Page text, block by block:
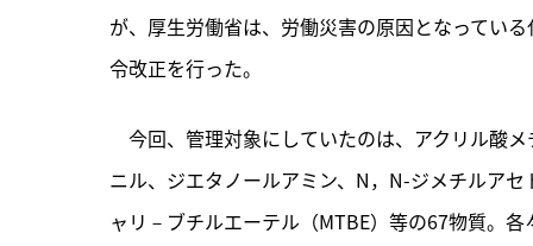
が、厚生労働省は、労働災害の原因となってい
令改正を行った。
今回、管理対象にしていたのは、アクリル酸
ニル、ジエタノールアミン、N，N-ジメチルア
ャリ－ブチルエーテル（MTBE）等の67物質。